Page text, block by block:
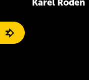
Karel Roden